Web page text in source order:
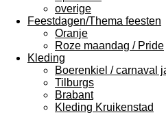
overige
Feestdagen/Thema feesten
Oranje
Roze maandag / Pride
Kleding
Boerenkiel / carnaval
Tilburgs
Brabant
Kleding Kruikenstad